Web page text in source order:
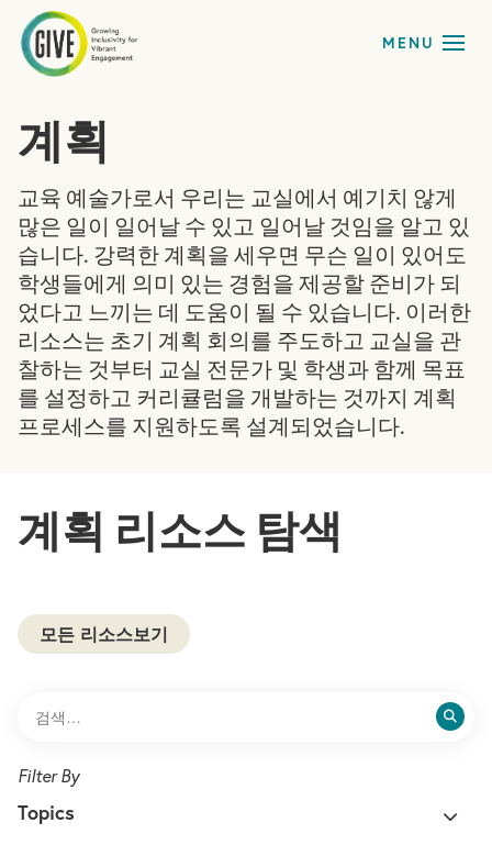
계획
교육 예술가로서 우리는 교실에서 예기치 않게
많은 일이 일어날 수 있고 일어날 것임을 알고 있
습니다. 강력한 계획을 세우면 무슨 일이 있어도
학생들에게 의미 있는 경험을 제공할 준비가 되
었다고 느끼는 데 도움이 될 수 있습니다. 이러한
리소스는 초기 계획 회의를 주도하고 교실을 관
찰하는 것부터 교실 전문가 및 학생과 함께 목표
를 설정하고 커리큘럼을 개발하는 것까지 계획
프로세스를 지원하도록 설계되었습니다.
계획 리소스 탐색
모든 리소스보기
Topics